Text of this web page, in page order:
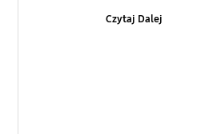
Czytaj Dalej